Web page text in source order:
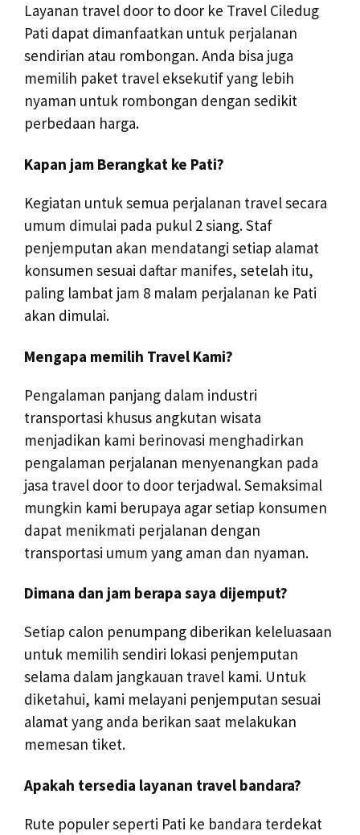
Layanan travel door to door ke Travel Ciledug
Pati dapat dimanfaatkan untuk perjalanan
sendirian atau rombongan. Anda bisa juga
memilih paket travel eksekutif yang lebih
nyaman untuk rombongan dengan sedikit
perbedaan harga.
Kapan jam Berangkat ke Pati?
Kegiatan untuk semua perjalanan travel secara
umum dimulai pada pukul 2 siang. Staf
penjemputan akan mendatangi setiap alamat
konsumen sesuai daftar manifes, setelah itu,
paling lambat jam 8 malam perjalanan ke Pati
akan dimulai.
Mengapa memilih Travel Kami?
Pengalaman panjang dalam industri
transportasi khusus angkutan wisata
menjadikan kami berinovasi menghadirkan
pengalaman perjalanan menyenangkan pada
jasa travel door to door terjadwal. Semaksimal
mungkin kami berupaya agar setiap konsumen
dapat menikmati perjalanan dengan
transportasi umum yang aman dan nyaman.
Dimana dan jam berapa saya dijemput?
Setiap calon penumpang diberikan keleluasaan
untuk memilih sendiri lokasi penjemputan
selama dalam jangkauan travel kami. Untuk
diketahui, kami melayani penjemputan sesuai
alamat yang anda berikan saat melakukan
memesan tiket.
Apakah tersedia layanan travel bandara?
Rute populer seperti Pati ke bandara terdekat